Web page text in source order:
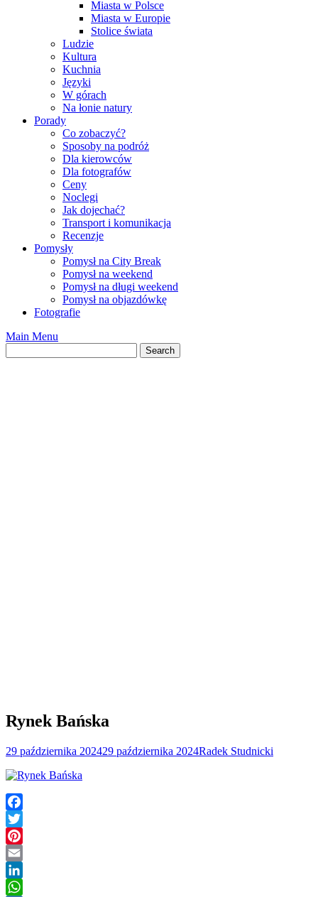
Miasta w Polsce
Miasta w Europie
Stolice świata
Ludzie
Kultura
Kuchnia
Języki
W górach
Na łonie natury
Porady
Co zobaczyć?
Sposoby na podróż
Dla kierowców
Dla fotografów
Ceny
Noclegi
Jak dojechać?
Transport i komunikacja
Recenzje
Pomysły
Pomysł na City Break
Pomysł na weekend
Pomysł na długi weekend
Pomysł na objazdówkę
Fotografie
Main Menu
Rynek Bańska
29 października 202429 października 2024Radek Studnicki
Facebook
Twitter
Pinterest
Email
LinkedIn